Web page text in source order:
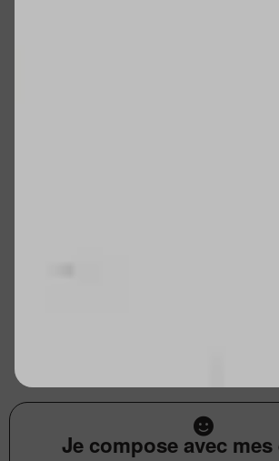
Je compose avec